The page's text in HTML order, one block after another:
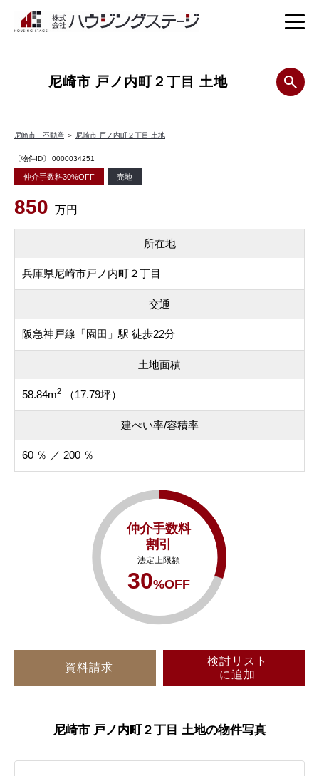
尼崎市 戸ノ内町２丁目 土地
尼崎市 不動産 ＞ 尼崎市 戸ノ内町２丁目 土地
〔物件ID〕 0000034251
仲介手数料30%OFF 売地
850 万円
所在地
兵庫県尼崎市戸ノ内町２丁目
交通
阪急神戸線「園田」駅 徒歩22分
土地面積
58.84m2 （17.79坪）
建ぺい率/容積率
60 ％ ／ 200 ％
仲介手数料
割引
法定上限額
30%OFF
資料請求
検討リスト
に追加
尼崎市 戸ノ内町２丁目 土地の物件写真